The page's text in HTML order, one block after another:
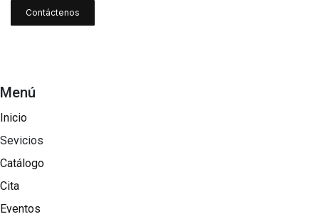
Contáctenos
Menú
Inicio
Sevicios
Catálogo
Cita
Eventos